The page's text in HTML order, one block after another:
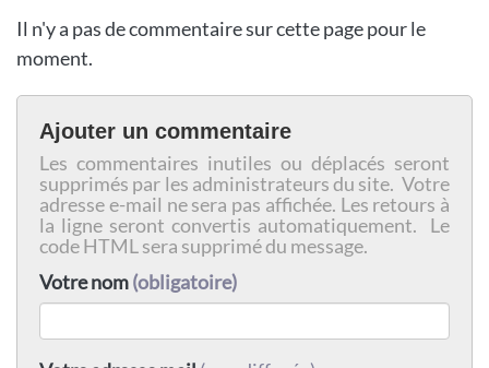
Il n'y a pas de commentaire sur cette page pour le
moment.
Ajouter un commentaire
Les commentaires inutiles ou déplacés seront
supprimés par les administrateurs du site. Votre
adresse e-mail ne sera pas affichée. Les retours à
la ligne seront convertis automatiquement. Le
code HTML sera supprimé du message.
Votre nom(obligatoire)